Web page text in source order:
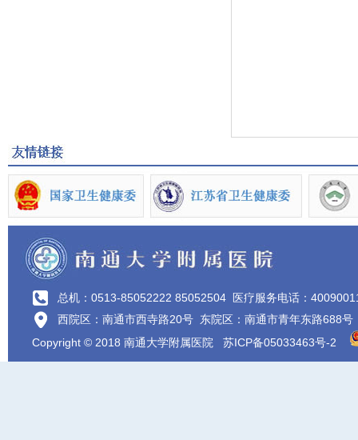
总机：0513-85052222 85052504 医疗服务电话：
西院区：南通市西寺路20号 东院区：南通市青年东路688号
Copyright © 2018 南通大学附属医院 苏ICP备05033463号-2